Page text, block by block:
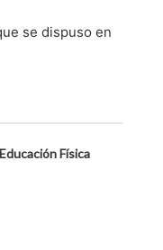
se dispuso en
Física